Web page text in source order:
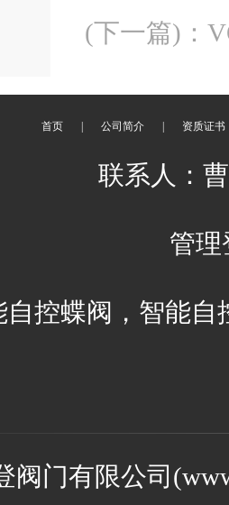
(下一篇) ：
首页 公司简介 资质证书
联系人：
管理
自控蝶阀，智能
阀门有限公司